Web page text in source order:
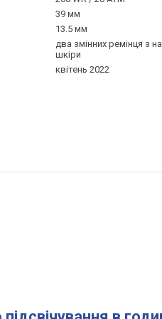
39 мм
13.5 мм
два змінних ремінця з
шкіри
квітень 2022